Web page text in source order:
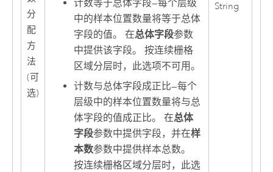
分
配
方
法
(可
选)
计数等于总体字段—每个层级
中的样本位置数量将等于总体
字段的值。 在总体字段参数
中提供该字段。 按连续栅格
区域分层时，此选项不可用。
计数与总体字段成正比—每个
层级中的样本位置数量将与总
体字段的值成正比。 在总体
字段参数中提供字段，并在样
本数参数中提供样本总数。
按连续栅格区域分层时，此选
String